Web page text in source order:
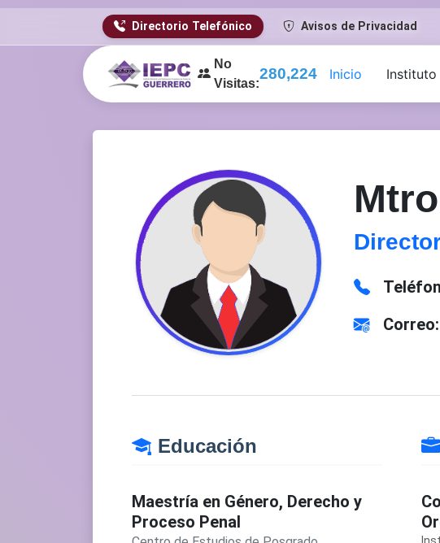
Directorio Telefónico Avisos de Privacidad
No
Visitas:
324,009 Inicio Instituto
Correo:
Educación
Maestría en Género, Derecho y
Proceso Penal